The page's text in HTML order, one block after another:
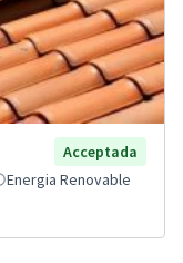
Acceptada
Energia Renovable